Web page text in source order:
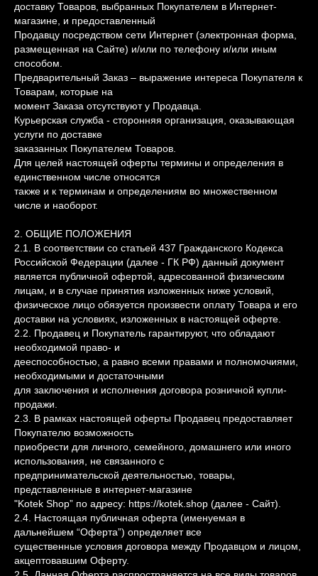
доставку Товаров, выбранных Покупателем в Интернет-
магазине, и предоставленный
Продавцу посредством сети Интернет (электронная форма,
размещенная на Сайте) и/или по телефону и/или иным
способом.
Предварительный Заказ – выражение интереса Покупателя к
Товарам, которые на
момент Заказа отсутствуют у Продавца.
Курьерская служба - сторонняя организация, оказывающая
услуги по доставке
заказанных Покупателем Товаров.
Для целей настоящей оферты термины и определения в
единственном числе относятся
также и к терминам и определениям во множественном
числе и наоборот.
2. ОБЩИЕ ПОЛОЖЕНИЯ
2.1. В соответствии со статьей 437 Гражданского Кодекса
Российской Федерации (далее - ГК РФ) данный документ
является публичной офертой, адресованной физическим
лицам, и в случае принятия изложенных ниже условий,
физическое лицо обязуется произвести оплату Товара и его
доставки на условиях, изложенных в настоящей оферте.
2.2. Продавец и Покупатель гарантируют, что обладают
необходимой право- и
дееспособностью, а равно всеми правами и полномочиями,
необходимыми и достаточными
для заключения и исполнения договора розничной купли-
продажи.
2.3. В рамках настоящей оферты Продавец предоставляет
Покупателю возможность
приобрести для личного, семейного, домашнего или иного
использования, не связанного с
предпринимательской деятельностью, товары,
представленные в интернет-магазине
"Kotek Shop” по адресу: https://kotek.shop (далее - Сайт).
2.4. Настоящая публичная оферта (именуемая в
дальнейшем “Оферта”) определяет все
существенные условия договора между Продавцом и лицом,
акцептовавшим Оферту.